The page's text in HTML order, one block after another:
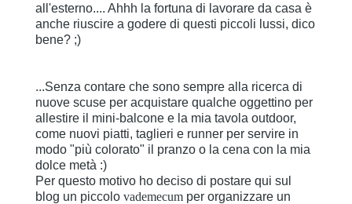
all'esterno.... Ahhh la fortuna di lavorare da casa è
anche riuscire a godere di questi piccoli lussi, dico
bene? ;)
...Senza contare che sono sempre alla ricerca di
nuove scuse per acquistare qualche oggettino per
allestire il mini-balcone e la mia tavola outdoor,
come nuovi piatti, taglieri e runner per servire in
modo "più colorato" il pranzo o la cena con la mia
dolce metà :)
Per questo motivo ho deciso di postare qui sul
blog un piccolo vademecum per organizzare un